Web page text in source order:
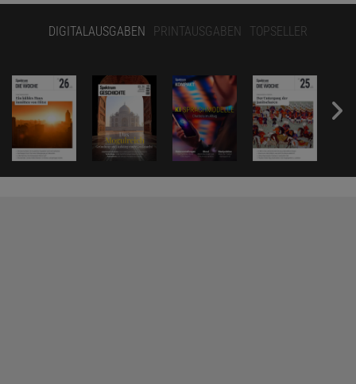
DIGITALAUSGABEN PRINTAUSGABEN TOPSELLER